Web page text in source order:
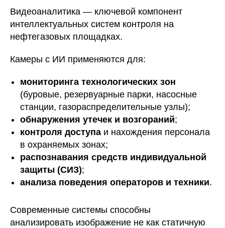
Видеоаналитика — ключевой компонент
интеллектуальных систем контроля на
нефтегазовых площадках.
Камеры с ИИ применяются для:
мониторинга технологических зон
(буровые, резервуарные парки, насосные
станции, газораспределительные узлы);
обнаружения утечек и возгораний;
контроля доступа и нахождения персонала
в охраняемых зонах;
распознавания средств индивидуальной
защиты (СИЗ);
анализа поведения операторов и техники.
Современные системы способны
анализировать изображение не как статичную